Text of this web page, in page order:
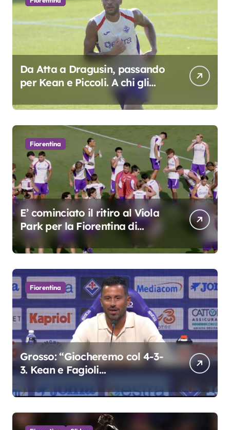
Da Atta a Dragusin, passando
per Kean e Piccoli. A chi gli
oscar del precampionato?
Fiorentina
E’ cominciato il ritiro al Viola
Park per la Fiorentina di
Grosso
Fiorentina
Grosso: “Giocheremo col 4-3-
3. Kean e Fagioli
colpo”